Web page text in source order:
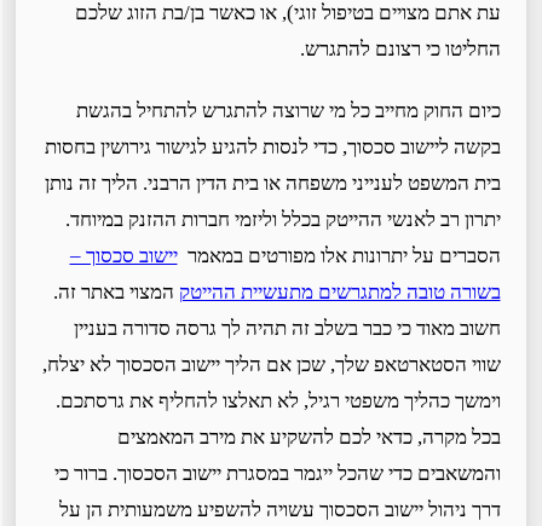
עת אתם מצויים בטיפול זוגי), או כאשר בן/בת הזוג שלכם
החליטו כי רצונם להתגרש.
כיום החוק מחייב כל מי שרוצה להתגרש להתחיל בהגשת
בקשה ליישוב סכסוך, כדי לנסות להגיע לגישור גירושין בחסות
בית המשפט לענייני משפחה או בית הדין הרבני. הליך זה נותן
יתרון רב לאנשי ההייטק בכלל וליזמי חברות ההזנק במיוחד.
הסברים על יתרונות אלו מפורטים במאמר יישוב סכסוך –
בשורה טובה למתגרשים מתעשיית ההייטקהמצוי באתר זה.
חשוב מאוד כי כבר בשלב זה תהיה לך גרסה סדורה בעניין
שווי הסטארטאפ שלך, שכן אם הליך יישוב הסכסוך לא יצלח,
וימשך כהליך משפטי רגיל, לא תאלצו להחליף את גרסתכם.
בכל מקרה, כדאי לכם להשקיע את מירב המאמצים
והמשאבים כדי שהכל ייגמר במסגרת יישוב הסכסוך. ברור כי
דרך ניהול יישוב הסכסוך עשויה להשפיע משמעותית הן על